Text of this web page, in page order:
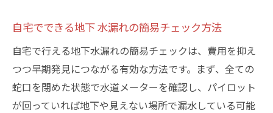
自宅でできる地下 水漏れの簡易チェック方法
自宅で行える地下水漏れの簡易チェックは、費用を抑え
つつ早期発見につながる有効な方法です。まず、全ての
蛇口を閉めた状態で水道メーターを確認し、パイロット
が回っていれば地下や見えない場所で漏水している可能